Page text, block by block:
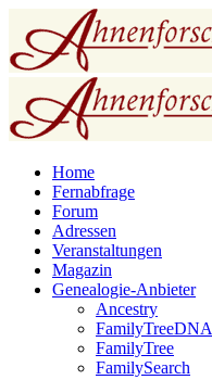
Home
Fernabfrage
Forum
Adressen
Veranstaltungen
Magazin
Genealogie-Anbieter
Ancestry
FamilyTreeDNA
FamilyTree
FamilySearch